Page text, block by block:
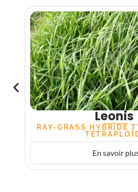
Leonis
RAY-GRASS HYBRIDE
En savoir